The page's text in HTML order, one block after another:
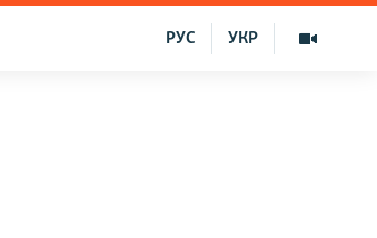
УКР
РУС